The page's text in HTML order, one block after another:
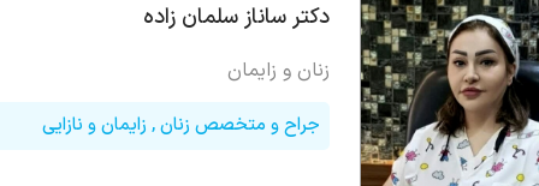
دکتر ساناز سلمان زاده
زنان و زایمان
جراح و متخصص زنان , زایمان و نازایی